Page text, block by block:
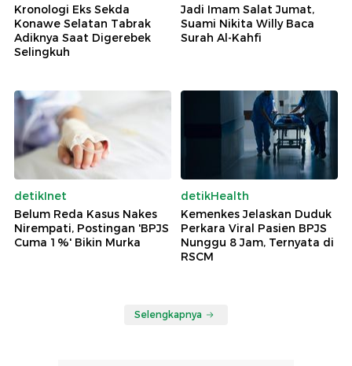
Kronologi Eks Sekda
Konawe Selatan Tabrak
Adiknya Saat Digerebek
Selingkuh
Jadi Imam Salat Jumat,
Suami Nikita Willy Baca
Surah Al-Kahfi
detikInet
Belum Reda Kasus Nakes
Nirempati, Postingan 'BPJS
Cuma 1%' Bikin Murka
detikHealth
Kemenkes Jelaskan Duduk
Perkara Viral Pasien BPJS
Nunggu 8 Jam, Ternyata di
RSCM
Selengkapnya